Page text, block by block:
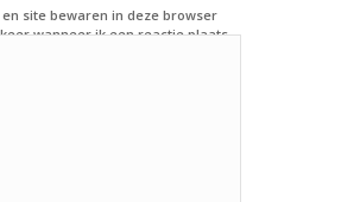
site bewaren in deze browser
wanneer ik een reactie plaats.